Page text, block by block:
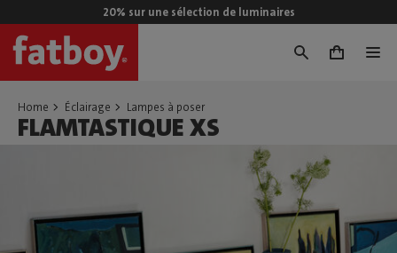
20% sur une sélection de luminaires
0
Home Éclairage Lampes à poser
FLAMTASTIQUE XS